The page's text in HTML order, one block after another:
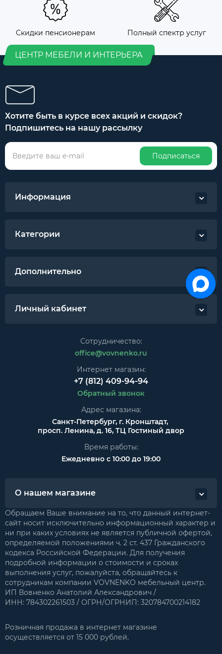
Скидки пенсионерам Полный спектр услуг
ЦЕНТР МЕБЕЛИ И ИНТЕРЬЕРА
Хотите быть в курсе всех акций и скидок?
Подпишитесь на нашу рассылку
Подписаться
Информация
Категории
Дополнительно
Личный кабинет
Сотрудничество:
office@vovnenko.ru
Интернет магазин:
+7 (812) 409-94-94
Обратный звонок
Адрес магазина:
Санкт-Петербург, г. Кронштадт,
просп. Ленина, д. 16, ТЦ Гостиный двор
Время работы:
Ежедневно с 10:00 до 19:00
О нашем магазине
Обращаем Ваше внимание на то, что данный интернет-
сайт носит исключительно информационный характер и
ни при каких условиях не является публичной офертой,
определяемой положениями ч. 2 ст. 437 Гражданского
кодекса Российской Федерации. Для получения
подробной информации о стоимости и сроках
выполнения услуг, пожалуйста, обращайтесь к
сотрудникам компании VOVNENKO мебельный центр.
ИП Вовненко Анатолий Александрович /
ИНН: 784302261503 / ОГРН/ОГРНИП: 320784700214182
Розничная продажа в интернет магазине
осуществляется от 15 000 рублей.